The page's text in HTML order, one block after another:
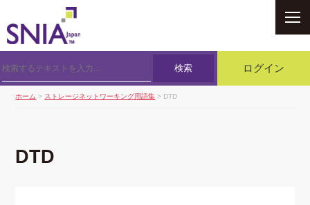
検索 ログイン
ホーム > ストレージネットワーキング用語集 > DTD
DTD